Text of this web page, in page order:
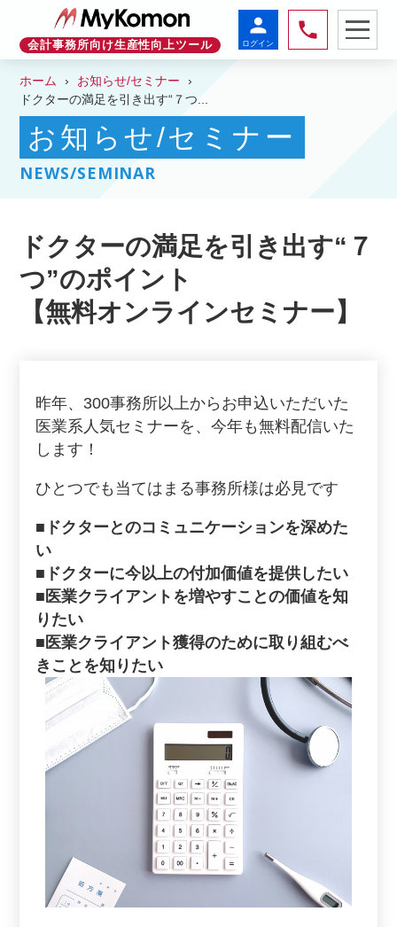
会計事務所向け生産性向上ツール
person
ログイン
phone
ホーム
お知らせ/セミナー
ドクターの満足を引き出す“７つ...
お知らせ/セミナー
NEWS/SEMINAR
ドクターの満足を引き出す“７
つ”のポイント
【無料オンラインセミナー】
昨年、300事務所以上からお申込いただいた
医業系人気セミナーを、今年も無料配信いた
します！
ひとつでも当てはまる事務所様は必見です
■ドクターとのコミュニケーションを深めた
い
■ドクターに今以上の付加価値を提供したい
■医業クライアントを増やすことの価値を知
りたい
■医業クライアント獲得のために取り組むべ
きことを知りたい